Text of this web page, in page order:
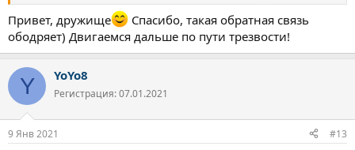
Привет, дружище
Спасибо, такая обратная связь
ободряет) Двигаемся дальше по пути трезвости!
Y YoYo8
Регистрация: 07.01.2021
9 Янв 2021 #13